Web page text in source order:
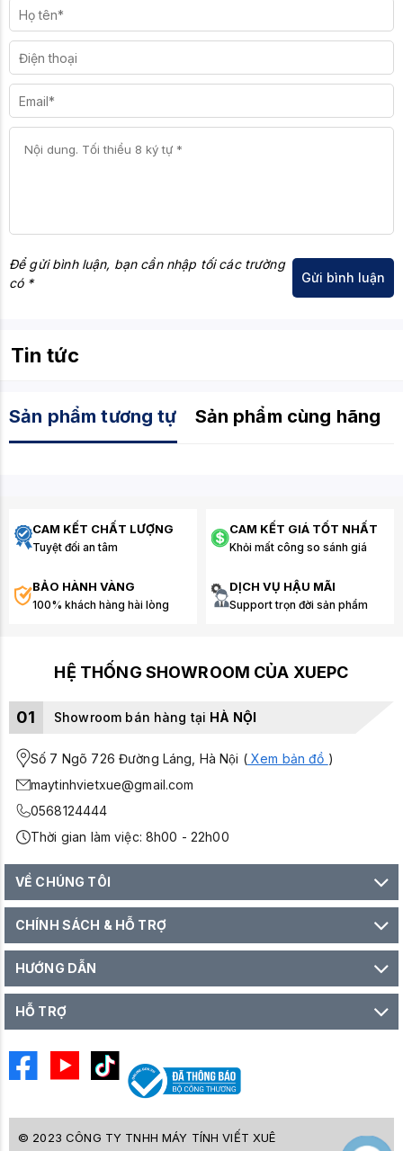
Để gửi bình luận, bạn cần nhập tối các trường
có *
Tin tức
Sản phẩm tương tự Sản phẩm cùng hãng
CAM KẾT CHẤT LƯỢNG
Tuyệt đối an tâm
CAM KẾT GIÁ TỐT NHẤT
Khỏi mất công so sánh giá
BẢO HÀNH VÀNG
100% khách hàng hài lòng
DỊCH VỤ HẬU MÃI
Support trọn đời sản phẩm
HỆ THỐNG SHOWROOM CỦA XUEPC
01 Showroom bán hàng tại HÀ NỘI
Số 7 Ngõ 726 Đường Láng, Hà Nội (Xem bản đồ )
maytinhvietxue@gmail.com
0568124444
Thời gian làm việc: 8h00 - 22h00
VỀ CHÚNG TÔI
CHÍNH SÁCH & HỖ TRỢ
HƯỚNG DẪN
HỖ TRỢ
© 2023 CÔNG TY TNHH MÁY TÍNH VIẾT XUÊ